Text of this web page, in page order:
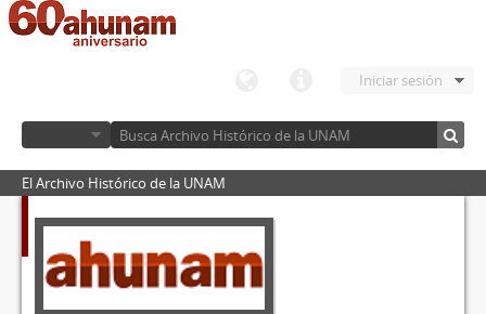
Iniciar sesión
El Archivo Histórico de la UNAM